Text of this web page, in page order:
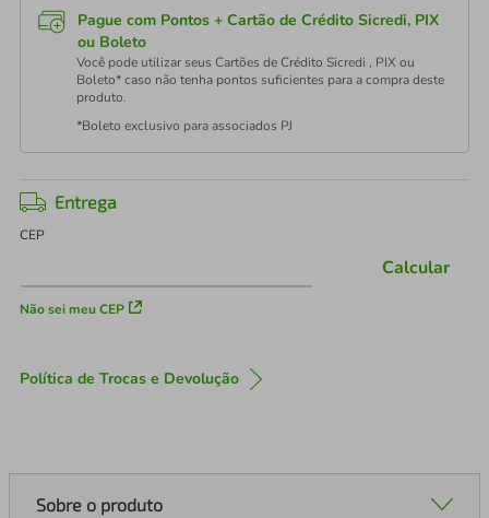
Pague com Pontos + Cartão de Crédito Sicredi, PIX
ou Boleto
Você pode utilizar seus Cartões de Crédito Sicredi , PIX ou
Boleto* caso não tenha pontos suficientes para a compra deste
produto.
*Boleto exclusivo para associados PJ
Entrega
CEP
Não sei meu CEP
Calcular
Política de Trocas e Devolução
Sobre o produto